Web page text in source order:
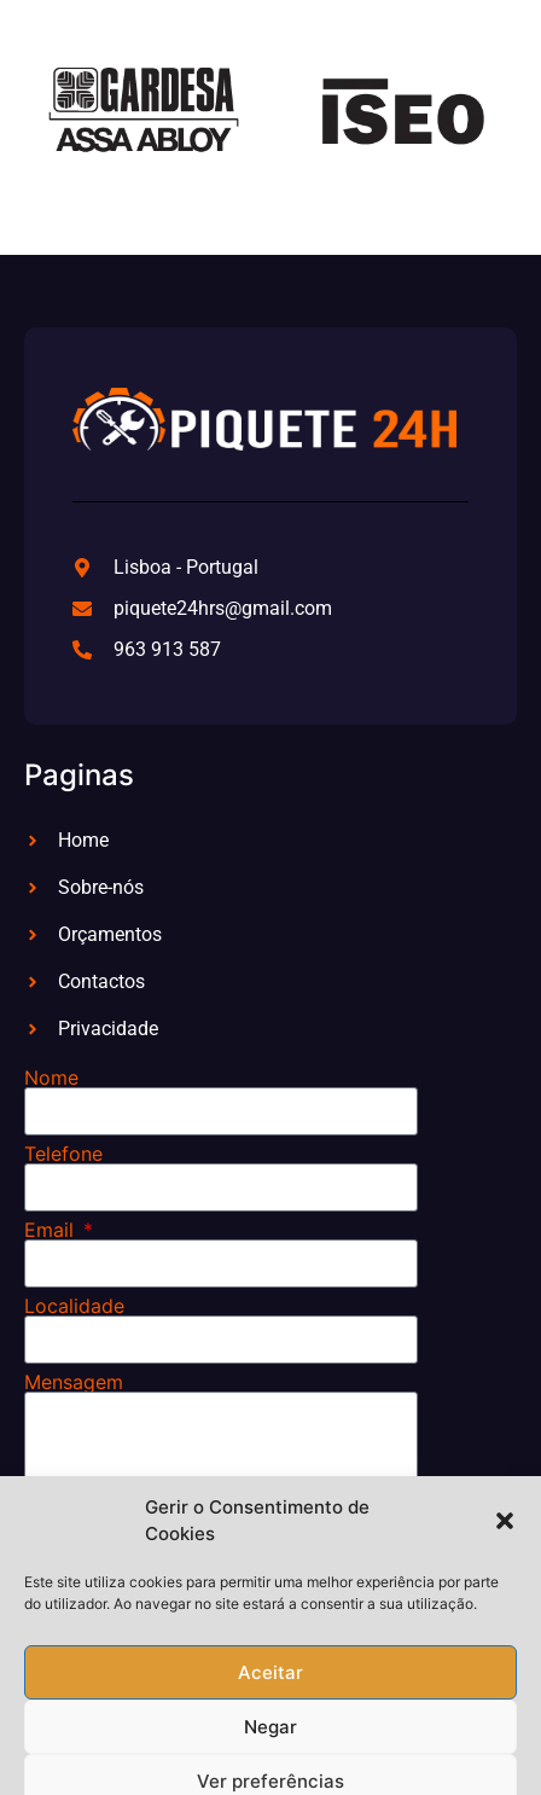
Gerir o Consentimento de
Cookies
Este site utiliza cookies para permitir uma melhor experiência por parte
do utilizador. Ao navegar no site estará a consentir a sua utilização.
Aceitar
Negar
Ver preferências
Lisboa - Portugal
piquete24hrs@gmail.com
963 913 587
Paginas
Home
Sobre-nós
Orçamentos
Contactos
Privacidade
Nome
Telefone
Email
Localidade
Mensagem
Li e aceito os
Enviar
Termos e Condições.
Desenvolvedor,thiagokieras.com
Copyright © 2026 Todos Direitos Reservados